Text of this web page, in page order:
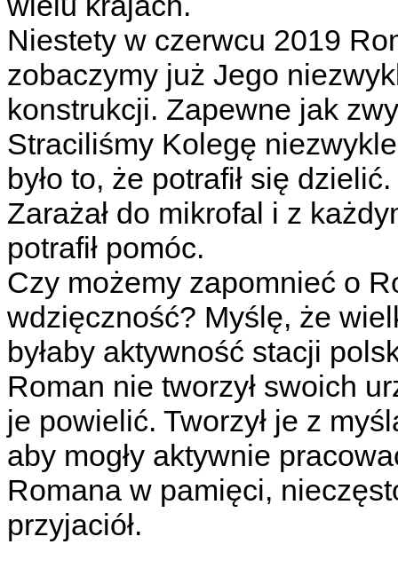
Niestety w czerwcu 2019
zobaczymy już Jego
konstrukcji. Zapewne jak
Straciliśmy Kolegę
było to, że potrafił się
Zarażał do mikrofal i z
potrafił pomóc.
Czy możemy zapomnieć o
wdzięczność? Myślę, że
byłaby aktywność stacji
Roman nie tworzył swoich
je powielić. Tworzył je z
aby mogły aktywnie
Romana w pamięci,
przyjaciół.